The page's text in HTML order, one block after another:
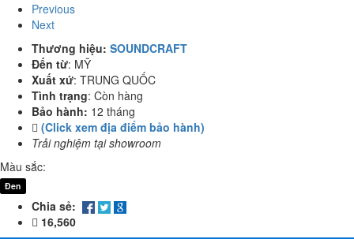
Previous
Next
Thương hiệu: SOUNDCRAFT
Đến từ: MỸ
Xuất xứ: TRUNG QUỐC
Tình trạng: Còn hàng
Bảo hành: 12 tháng
(Click xem địa điểm bảo hành)
Trải nghiệm tại showroom
Màu sắc:
Đen
Chia sẻ:
16,560